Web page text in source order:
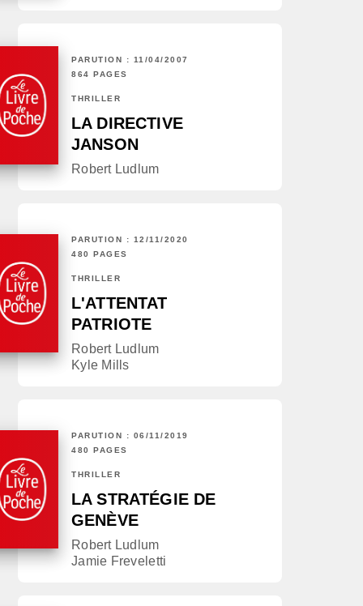
PARUTION : 11/04/2007
864 PAGES
THRILLER
LA DIRECTIVE
JANSON
Robert Ludlum
PARUTION : 12/11/2020
480 PAGES
THRILLER
L'ATTENTAT
PATRIOTE
Robert Ludlum
Kyle Mills
PARUTION : 06/11/2019
480 PAGES
THRILLER
LA STRATÉGIE DE
GENÈVE
Robert Ludlum
Jamie Freveletti